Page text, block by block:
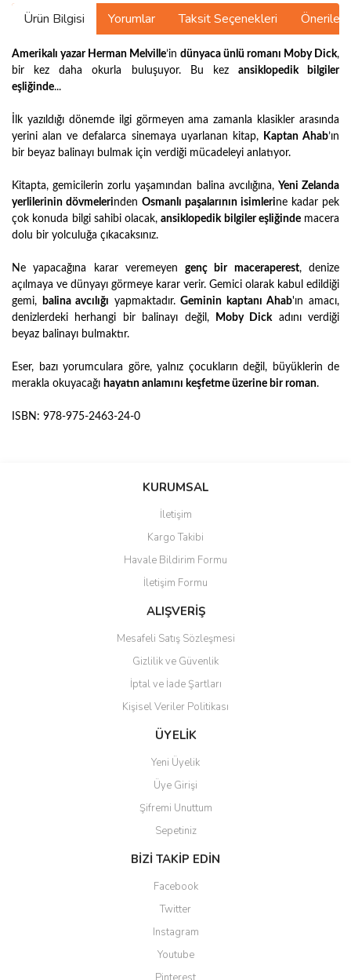
Ürün Bilgisi Yorumlar Taksit Seçenekleri
Amerikalı yazar Herman Melville’in dünyaca ünlü romanı Moby Dick,
bir kez daha okurla buluşuyor. Bu kez ansiklopedik bilgiler
eşliğinde...
İlk yazıldığı dönemde ilgi görmeyen ama zamanla klasikler arasında
yerini alan ve defalarca sinemaya uyarlanan kitap,
Kaptan Ahab’ın
bir beyaz balinayı bulmak için verdiği mücadeleyi anlatıyor.
Kitapta, gemicilerin zorlu yaşamından balina avcılığına, Yeni Zelanda
yerlilerinin dövmelerinden Osmanlı paşalarının isimlerine kadar pek
çok konuda bilgi sahibi olacak,ansiklopedik bilgiler eşliğindemacera
dolu bir yolculuğa çıkacaksınız.
Ne yapacağına karar veremeyengenç bir maceraperest, denize
açılmaya ve dünyayı görmeye karar verir. Gemici olarak kabul edildiği
gemi,
balina avcılığı yapmaktadır.Geminin kaptanı Ahab'ın amacı,
denizlerdeki herhangi bir balinayı değil,
Moby Dickadını verdiği
beyaz balinayı bulmaktır.
Eser, bazı yorumculara göre, yalnız çocukların değil, büyüklerin de
merakla okuyacağı hayatın anlamını keşfetme üzerine bir roman.
ISBN: 978-975-2463-24-0
Bu ürüne ilk yorumu siz yapın!
Ürün resmi kalitesiz, bozuk veya görüntülenemiyor.
Ürün açıklamasında eksik bilgiler bulunuyor.
Ürün bilgilerinde hatalar bulunuyor.
Ürün fiyatı diğer sitelerden daha pahalı.
Gönder
KURUMSAL
İletişim
Kargo Takibi
Havale Bildirim Formu
İletişim Formu
ALIŞVERİŞ
Mesafeli Satış Sözleşmesi
Gizlilik ve Güvenlik
İptal ve İade Şartları
Kişisel Veriler Politikası
ÜYELİK
Yeni Üyelik
Üye Girişi
Şifremi Unuttum
Sepetiniz
BİZİ TAKİP EDİN
Facebook
Twitter
Instagram
Youtube